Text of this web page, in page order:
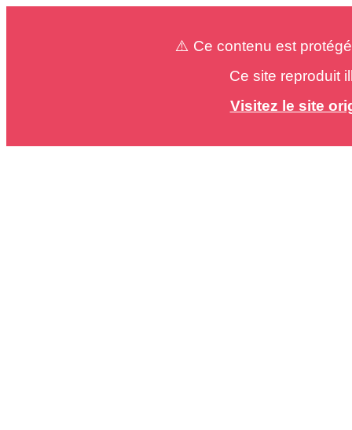
⚠️ Ce contenu est
Ce site reproduit
Visitez le site